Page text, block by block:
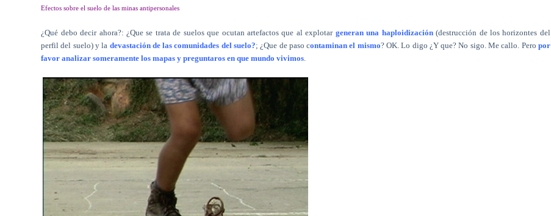
Efectos sobre el suelo de las minas antipersonales
¿Qué debo decir ahora?: ¿Que se trata de suelos que ocutan artefactos que al explotar generan una haploidización(destrucción de los horizontes del
perfil del suelo) y la devastación de las comunidades del suelo?; ¿Que de paso contaminan el mismo? OK. Lo digo ¿Y que? No sigo. Me callo. Pero por
favor analizar someramente los mapas y preguntaros en que mundo vivimos.